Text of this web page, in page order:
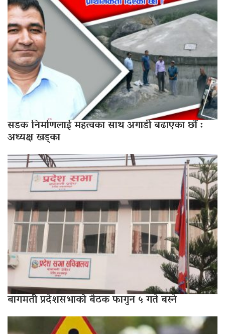
सडक निर्माणलाई महत्वका साथ अगाडी बढाएका छौं :
अध्यक्ष खड्का
बागमती प्रदेशसभाको बैठक फागुन ५ गते बस्ने